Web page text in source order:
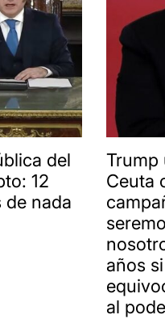
del
12
de nada
Trump
Ceuta
años
al